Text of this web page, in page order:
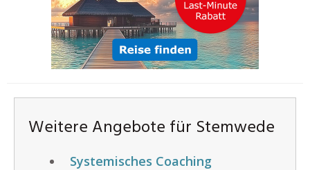
Weitere Angebote für Stemwede
Systemisches Coaching